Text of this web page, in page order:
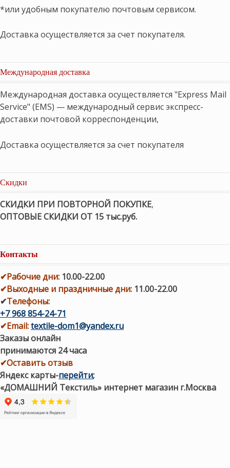
*или удобным покупателю почтовым сервисом.
Доставка осуществляется за счет покупателя.
Международная доставка
Международная доставка осуществляется "Express Mail
Service" (EMS) — международный сервис экспресс-
доставки почтовой корреспонденции,
Доставка осуществляется за счет покупателя
Скидки
СКИДКИ ПРИ ПОВТОРНОЙ ПОКУПКЕ,
ОПТОВЫЕ СКИДКИ ОТ 15 тыс.руб.
Контакты
✔Рабочие дни: 10.00-22.00
✔Выходные и праздничные дни: 11.00-22.00
✔Телефоны:
+7 968 854-24-71
✔Email:textile-dom1@yandex.ru
Заказы онлайн
принимаются 24 часа
✔Оставить отзыв
Яндекс карты-перейти;
«ДОМАШНИЙ Текстиль» интернет магазин г.Москва